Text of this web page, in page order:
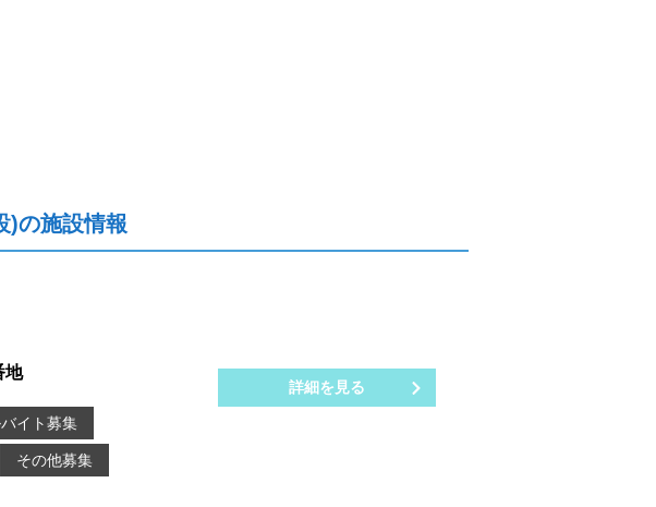
)の施設情報
地
イト募集
その他募集
詳細を見る